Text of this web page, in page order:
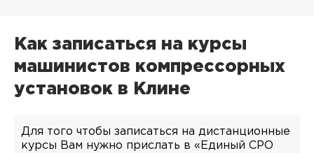
Как записаться на курсы
машинистов компрессорных
установок в Клине
Для того чтобы записаться на дистанционные
курсы Вам нужно прислать в «Единый СРО